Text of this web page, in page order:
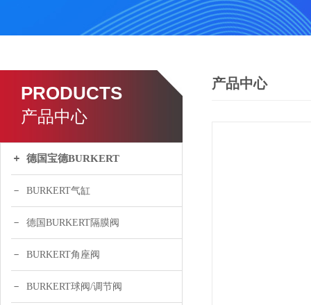
PRODUCTS
产品中心
德国宝德BURKERT
BURKERT气缸
德国BURKERT隔膜阀
BURKERT角座阀
BURKERT球阀/调节阀
产品中心